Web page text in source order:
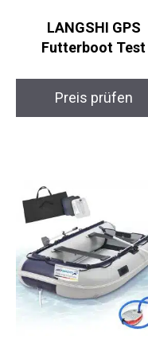
LANGSHI GPS
Futterboot Test
Preis prüfen